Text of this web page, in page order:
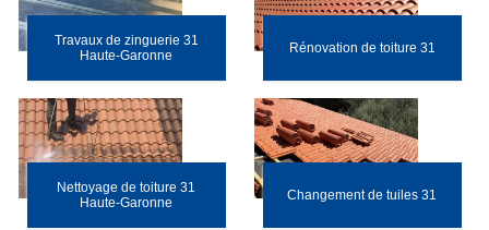
Travaux de zinguerie 31
Haute-Garonne
Rénovation de toiture 31
Nettoyage de toiture 31
Haute-Garonne
Changement de tuiles 31